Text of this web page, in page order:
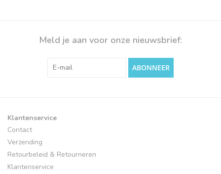
Meld je aan voor onze nieuwsbrief:
ABONNEER
Klantenservice
Contact
Verzending
Retourbeleid & Retourneren
Klantenservice